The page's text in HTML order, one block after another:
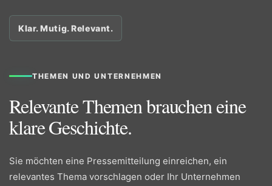
Klar. Mutig. Relevant.
THEMEN UND UNTERNEHMEN
Relevante Themen brauchen eine
klare Geschichte.
Sie möchten eine Pressemitteilung einreichen, ein
relevantes Thema vorschlagen oder Ihr Unternehmen